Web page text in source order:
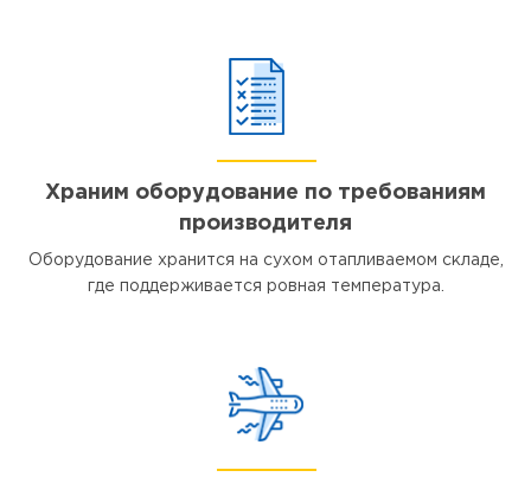
Храним оборудование по требованиям
производителя
Оборудование хранится на сухом отапливаемом складе,
где поддерживается ровная температура.